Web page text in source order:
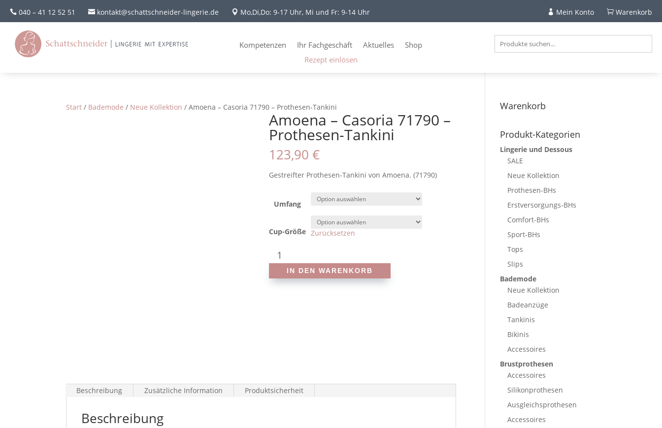
 040 – 41 12 52 51  kontakt@schattschneider-lingerie.de  Mo,Di,Do: 9-17 Uhr, Mi und Fr: 9-14 Uhr  Mein Konto  Warenkorb
Kompetenzen Ihr Fachgeschäft Aktuelles
Shop
Rezept einlösen
Start / Bademode / Neue Kollektion / Amoena – Casoria 71790 – Prothesen-Tankini
Amoena – Casoria 71790 –
Prothesen-Tankini
123,90€
Gestreifter Prothesen-Tankini von Amoena. (71790)
Umfang
Cup-Größe Zurücksetzen
Amoena
-
CasoriaIN DEN WARENKORB
Beschreibung Zusätzliche Information Produktsicherheit
Beschreibung
Warenkorb
Produkt-Kategorien
Lingerie und Dessous
SALE
Neue Kollektion
Prothesen-BHs
Erstversorgungs-BHs
Comfort-BHs
Sport-BHs
Tops
Slips
Bademode
Neue Kollektion
Badeanzüge
Tankinis
Bikinis
Accessoires
Brustprothesen
Accessoires
Silikonprothesen
Ausgleichsprothesen
Accessoires